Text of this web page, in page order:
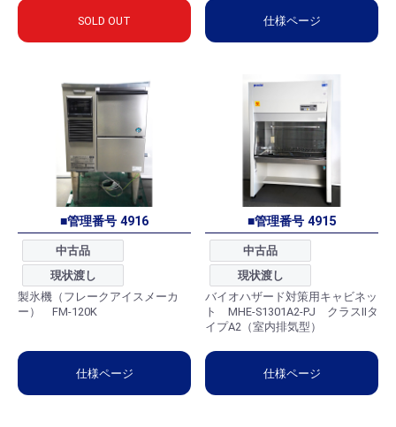
SOLD OUT 仕様ページ
■管理番号 4916
中古品
現状渡し
製氷機（フレークアイスメーカ
ー） FM-120K
仕様ページ
■管理番号 4915
中古品
現状渡し
バイオハザード対策用キャビネッ
ト MHE-S1301A2-PJ クラスⅡタ
イプA2（室内排気型）
仕様ページ